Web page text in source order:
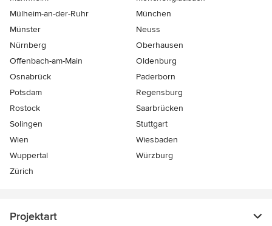
Mülheim-an-der-Ruhr
München
Münster
Neuss
Nürnberg
Oberhausen
Offenbach-am-Main
Oldenburg
Osnabrück
Paderborn
Potsdam
Regensburg
Rostock
Saarbrücken
Solingen
Stuttgart
Wien
Wiesbaden
Wuppertal
Würzburg
Zürich
Projektart